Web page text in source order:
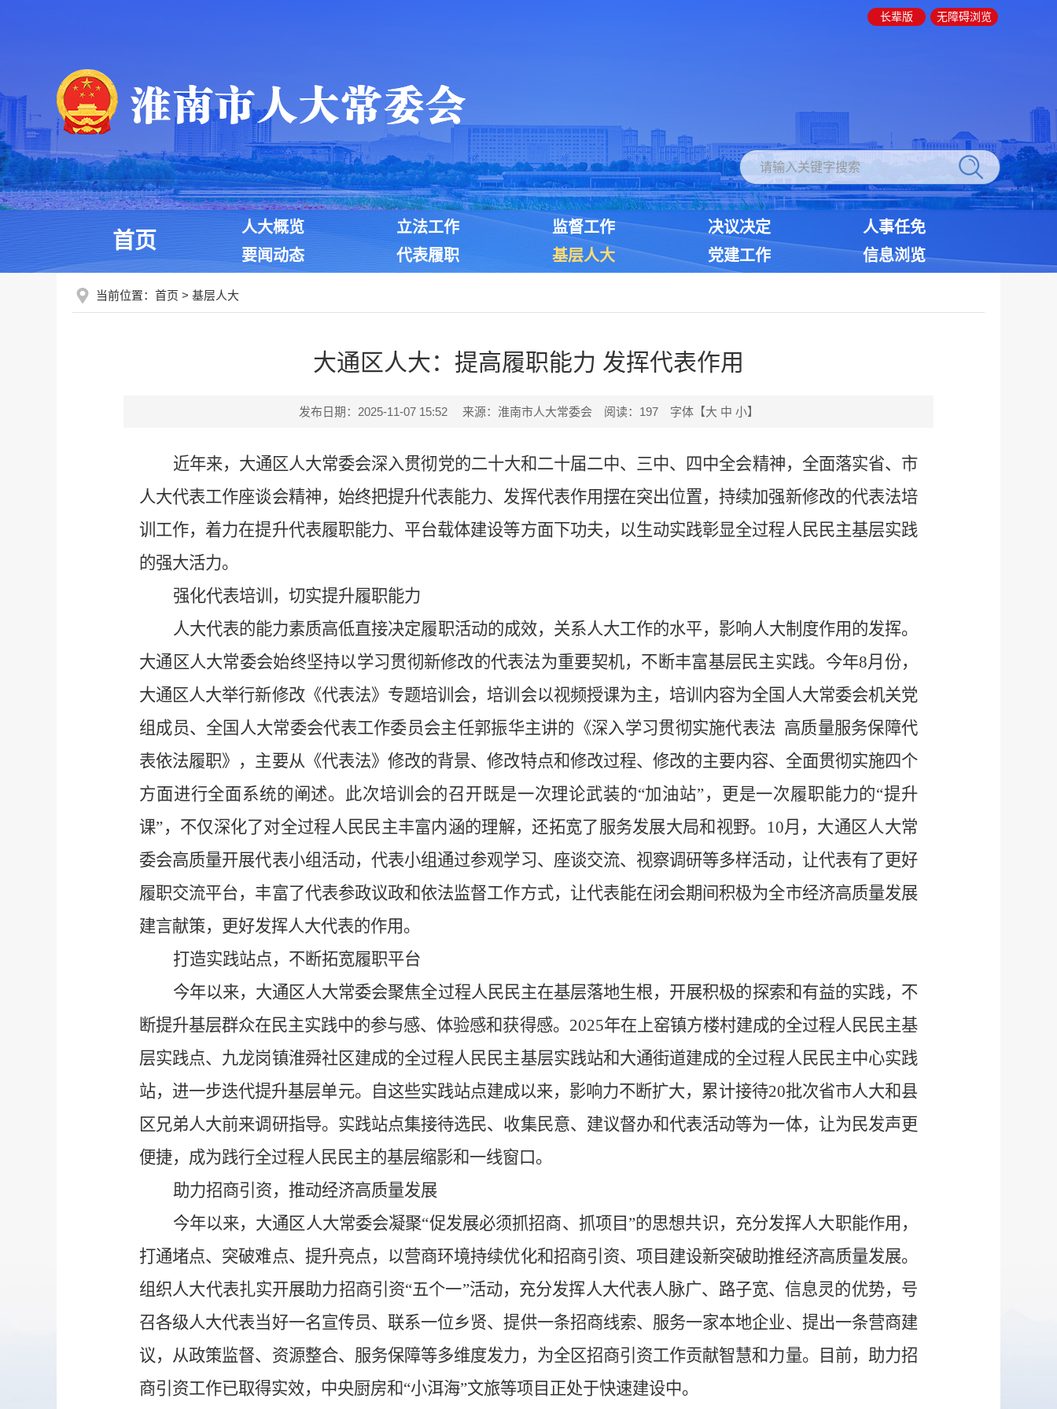
长辈版 无障碍浏览
首页
人大概览 立法工作 监督工作 决议决定
人事任免
要闻动态
代表履职 基层人大 党建工作 信息浏览
当前位置： 首页 > 基层人大
大通区人大：提高履职能力 发挥代表作用
发布日期：2025-11-07 15:52 来源：淮南市人大常委会 阅读： 197 字体【大 中 小】
近年来，大通区人大常委会深入贯彻党的二十大和二十届二中、三中、四中全会精神，全面落实省、市
人大代表工作座谈会精神，始终把提升代表能力、发挥代表作用摆在突出位置，持续加强新修改的代表法培
训工作，着力在提升代表履职能力、平台载体建设等方面下功夫，以生动实践彰显全过程人民民主基层实践
的强大活力。
强化代表培训，切实提升履职能力
人大代表的能力素质高低直接决定履职活动的成效，关系人大工作的水平，影响人大制度作用的发挥。
大通区人大常委会始终坚持以学习贯彻新修改的代表法为重要契机，不断丰富基层民主实践。今年8月份，
大通区人大举行新修改《代表法》专题培训会，培训会以视频授课为主，培训内容为全国人大常委会机关党
组成员、全国人大常委会代表工作委员会主任郭振华主讲的《深入学习贯彻实施代表法 高质量服务保障代
表依法履职》，主要从《代表法》修改的背景、修改特点和修改过程、修改的主要内容、全面贯彻实施四个
方面进行全面系统的阐述。此次培训会的召开既是一次理论武装的“加油站”，更是一次履职能力的“提升
课”，不仅深化了对全过程人民民主丰富内涵的理解，还拓宽了服务发展大局和视野。10月，大通区人大常
委会高质量开展代表小组活动，代表小组通过参观学习、座谈交流、视察调研等多样活动，让代表有了更好
履职交流平台，丰富了代表参政议政和依法监督工作方式，让代表能在闭会期间积极为全市经济高质量发展
建言献策，更好发挥人大代表的作用。
打造实践站点，不断拓宽履职平台
今年以来，大通区人大常委会聚焦全过程人民民主在基层落地生根，开展积极的探索和有益的实践，不
断提升基层群众在民主实践中的参与感、体验感和获得感。2025年在上窑镇方楼村建成的全过程人民民主基
层实践点、九龙岗镇淮舜社区建成的全过程人民民主基层实践站和大通街道建成的全过程人民民主中心实践
站，进一步迭代提升基层单元。自这些实践站点建成以来，影响力不断扩大，累计接待20批次省市人大和县
区兄弟人大前来调研指导。实践站点集接待选民、收集民意、建议督办和代表活动等为一体，让为民发声更
便捷，成为践行全过程人民民主的基层缩影和一线窗口。
助力招商引资，推动经济高质量发展
今年以来，大通区人大常委会凝聚“促发展必须抓招商、抓项目”的思想共识，充分发挥人大职能作用，
打通堵点、突破难点、提升亮点，以营商环境持续优化和招商引资、项目建设新突破助推经济高质量发展。
组织人大代表扎实开展助力招商引资“五个一”活动，充分发挥人大代表人脉广、路子宽、信息灵的优势，号
召各级人大代表当好一名宣传员、联系一位乡贤、提供一条招商线索、服务一家本地企业、提出一条营商建
议，从政策监督、资源整合、服务保障等多维度发力，为全区招商引资工作贡献智慧和力量。目前，助力招
商引资工作已取得实效，中央厨房和“小洱海”文旅等项目正处于快速建设中。